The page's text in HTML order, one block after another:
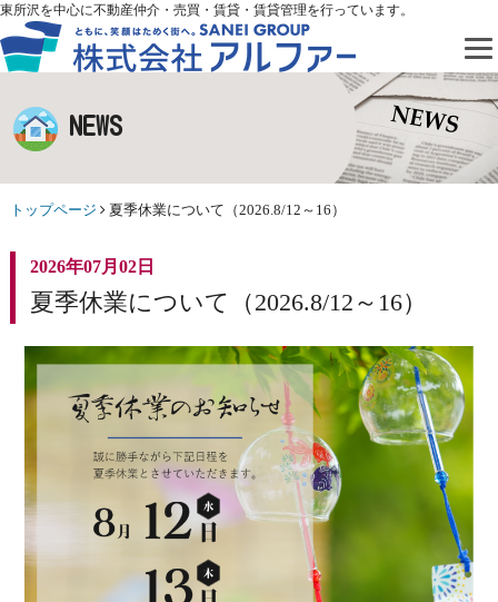
東所沢を中心に不動産仲介・売買・賃貸・賃貸管理を行っています。
NEWS
トップページ 夏季休業について（2026.8/12～16）
2026年07月02日
夏季休業について（2026.8/12～16）